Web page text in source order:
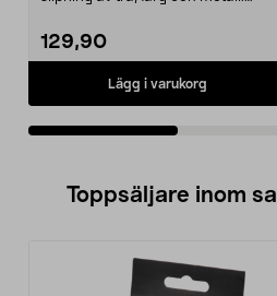
129,90
Lägg i varukorg
Toppsäljare inom